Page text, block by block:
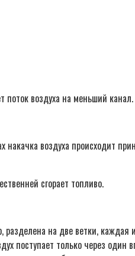
поток воздуха на меньший канал.
воздуха происходит
сгорает топливо.
на две ветки, каждая
поступает только через один